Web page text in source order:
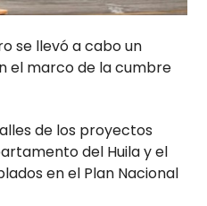
se llevó a cabo un
el marco de la cumbre
de los proyectos
del Huila y el
en el Plan Nacional